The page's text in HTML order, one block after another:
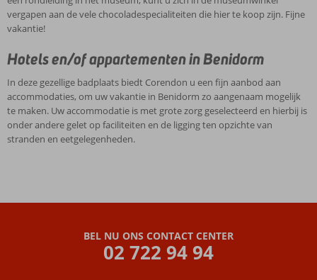
vergapen aan de vele chocoladespecialiteiten die hier te koop zijn. Fijne
vakantie!
Hotels en/of appartementen in Benidorm
In deze gezellige badplaats biedt Corendon u een fijn aanbod aan
accommodaties, om uw vakantie in Benidorm zo aangenaam mogelijk
te maken. Uw accommodatie is met grote zorg geselecteerd en hierbij is
onder andere gelet op faciliteiten en de ligging ten opzichte van
stranden en eetgelegenheden.
BEL NU ONS CONTACT CENTER
02 722 94 94